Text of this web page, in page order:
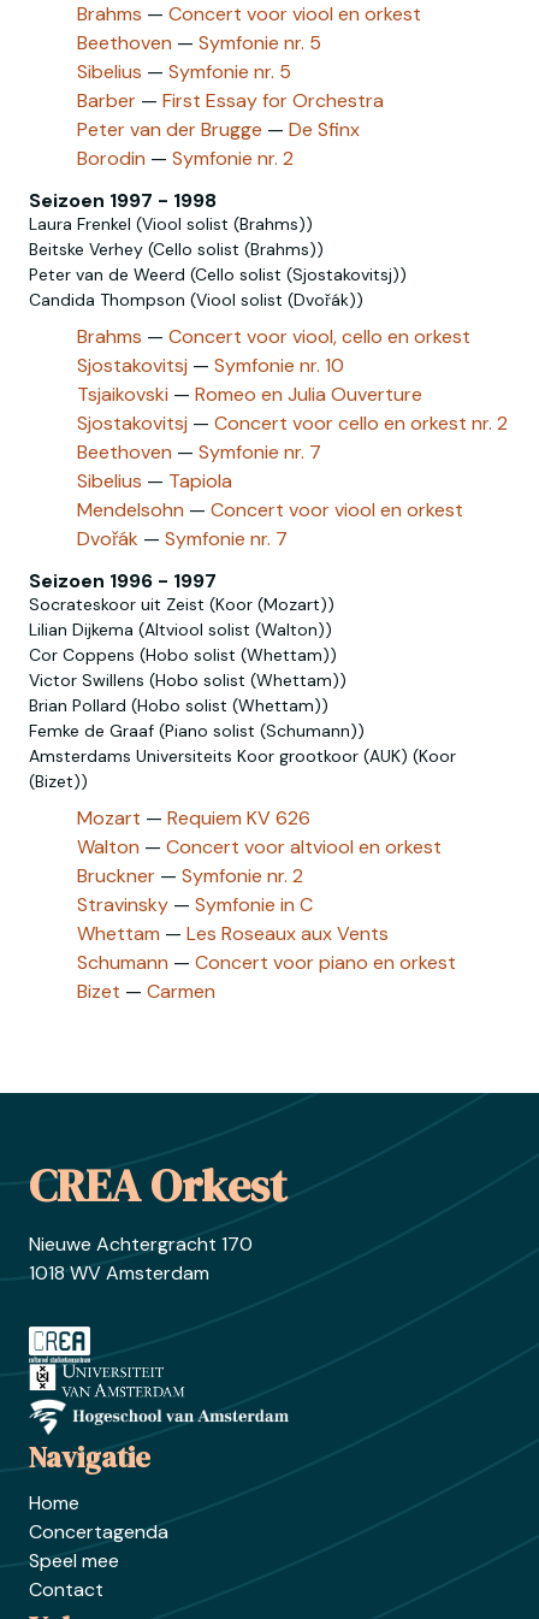
Brahms — Concert voor viool en orkest
Beethoven — Symfonie nr. 5
Sibelius — Symfonie nr. 5
Barber — First Essay for Orchestra
Peter van der Brugge — De Sfinx
Borodin — Symfonie nr. 2
Seizoen 1997 - 1998
Laura Frenkel (Viool solist (Brahms))
Beitske Verhey (Cello solist (Brahms))
Peter van de Weerd (Cello solist (Sjostakovitsj))
Candida Thompson (Viool solist (Dvořák))
Brahms — Concert voor viool, cello en orkest
Sjostakovitsj — Symfonie nr. 10
Tsjaikovski — Romeo en Julia Ouverture
Sjostakovitsj‎ — Concert voor cello en orkest nr. 2
Beethoven — Symfonie nr. 7
Sibelius — Tapiola
Mendelsohn — Concert voor viool en orkest
Dvořák — Symfonie nr. 7
Seizoen 1996 - 1997
Socrateskoor uit Zeist (Koor (Mozart))
Lilian Dijkema (Altviool solist (Walton))
Cor Coppens (Hobo solist (Whettam))
Victor Swillens (Hobo solist‎ (Whettam))
Brian Pollard (Hobo‎ solist‎ (Whettam))
Femke de Graaf (Piano solist (Schumann))
Amsterdams Universiteits Koor grootkoor (AUK) (Koor
(Bizet))
Mozart — Requiem KV 626
Walton — Concert voor altviool en orkest
Bruckner — Symfonie nr. 2
Stravinsky — Symfonie in C
Whettam — Les Roseaux aux Vents
Schumann — Concert voor piano en orkest
Bizet — Carmen
Footer
CREA Orkest
Nieuwe Achtergracht 170
1018 WV Amsterdam
Ga naar hva.nl
Navigatie
Home
Concertagenda
Speel mee
Contact